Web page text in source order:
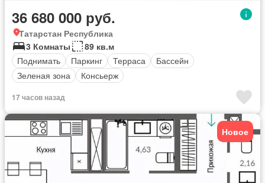
36 680 000 руб.
Татарстан Республика
3 Комнаты
89 кв.м
Поднимать
Паркинг Терраса
Бассейн
Зеленая зона
Консьерж
17 часов назад
Новое